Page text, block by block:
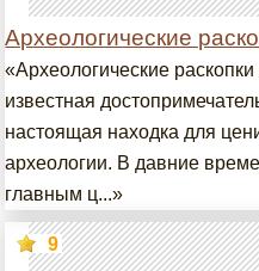
Археологические
«Археологические
известная
настоящая находка для
археологии. В давние
главным ц...»
9